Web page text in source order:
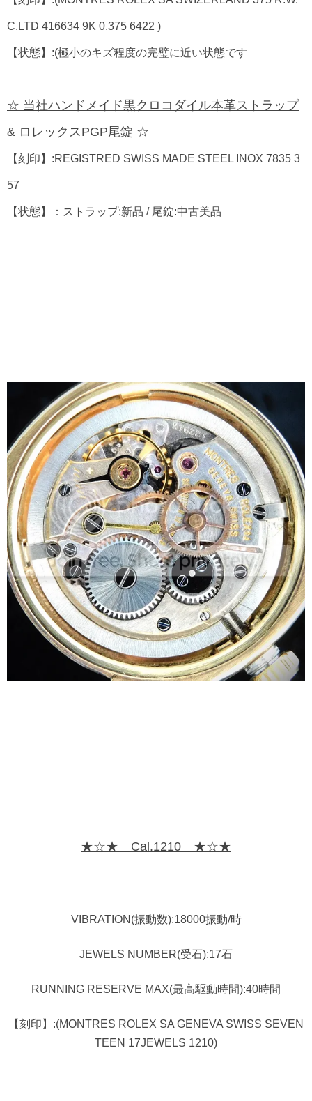
C.LTD 416634 9K 0.375 6422 )
【状態】:(極小のキズ程度の完璧に近い状態です
☆ 当社ハンドメイド黒クロコダイル本革ストラップ
& ロレックスPGP尾錠 ☆
【刻印】:REGISTRED SWISS MADE STEEL INOX 7835 3
57
【状態】：ストラップ:新品 / 尾錠:中古美品
★☆★ Cal.1210 ★☆★
VIBRATION(振動数):18000振動/時
JEWELS NUMBER(受石):17石
RUNNING RESERVE MAX(最高駆動時間):40時間
【刻印】:(MONTRES ROLEX SA GENEVA SWISS SEVEN
TEEN 17JEWELS 1210)